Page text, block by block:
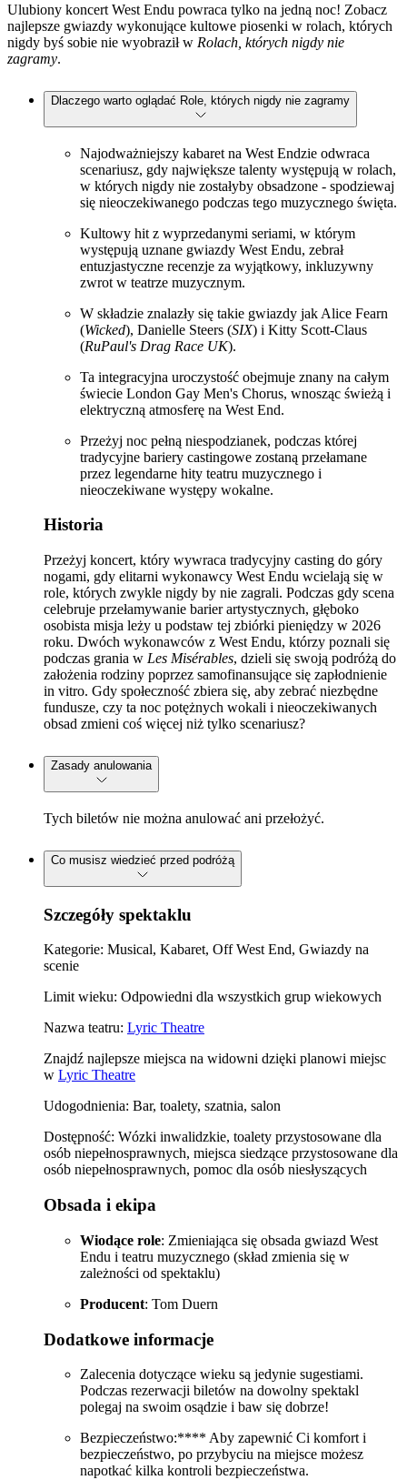
Ulubiony koncert West Endu powraca tylko na jedną noc! Zobacz
najlepsze gwiazdy wykonujące kultowe piosenki w rolach, których
nigdy byś sobie nie wyobraził w Rolach, których nigdy nie
zagramy.
Dlaczego warto oglądać Role, których nigdy nie zagramy
Najodważniejszy kabaret na West Endzie odwraca
scenariusz, gdy największe talenty występują w rolach,
w których nigdy nie zostałyby obsadzone - spodziewaj
się nieoczekiwanego podczas tego muzycznego święta.
Kultowy hit z wyprzedanymi seriami, w którym
występują uznane gwiazdy West Endu, zebrał
entuzjastyczne recenzje za wyjątkowy, inkluzywny
zwrot w teatrze muzycznym.
W składzie znalazły się takie gwiazdy jak Alice Fearn
(Wicked), Danielle Steers (SIX) i Kitty Scott-Claus
(RuPaul's Drag Race UK).
Ta integracyjna uroczystość obejmuje znany na całym
świecie London Gay Men's Chorus, wnosząc świeżą i
elektryczną atmosferę na West End.
Przeżyj noc pełną niespodzianek, podczas której
tradycyjne bariery castingowe zostaną przełamane
przez legendarne hity teatru muzycznego i
nieoczekiwane występy wokalne.
Historia
Przeżyj koncert, który wywraca tradycyjny casting do góry
nogami, gdy elitarni wykonawcy West Endu wcielają się w
role, których zwykle nigdy by nie zagrali. Podczas gdy scena
celebruje przełamywanie barier artystycznych, głęboko
osobista misja leży u podstaw tej zbiórki pieniędzy w 2026
roku. Dwóch wykonawców z West Endu, którzy poznali się
podczas grania w Les Misérables, dzieli się swoją podróżą do
założenia rodziny poprzez samofinansujące się zapłodnienie
in vitro. Gdy społeczność zbiera się, aby zebrać niezbędne
fundusze, czy ta noc potężnych wokali i nieoczekiwanych
obsad zmieni coś więcej niż tylko scenariusz?
Zasady anulowania
Tych biletów nie można anulować ani przełożyć.
Co musisz wiedzieć przed podróżą
Szczegóły spektaklu
Kategorie: Musical, Kabaret, Off West End, Gwiazdy na
scenie
Limit wieku: Odpowiedni dla wszystkich grup wiekowych
Nazwa teatru: Lyric Theatre
Znajdź najlepsze miejsca na widowni dzięki planowi miejsc
w Lyric Theatre
Udogodnienia: Bar, toalety, szatnia, salon
Dostępność: Wózki inwalidzkie, toalety przystosowane dla
osób niepełnosprawnych, miejsca siedzące przystosowane dla
osób niepełnosprawnych, pomoc dla osób niesłyszących
Obsada i ekipa
Wiodące role: Zmieniająca się obsada gwiazd West
Endu i teatru muzycznego (skład zmienia się w
zależności od spektaklu)
Producent: Tom Duern
Dodatkowe informacje
Zalecenia dotyczące wieku są jedynie sugestiami.
Podczas rezerwacji biletów na dowolny spektakl
polegaj na swoim osądzie i baw się dobrze!
Bezpieczeństwo:**** Aby zapewnić Ci komfort i
bezpieczeństwo, po przybyciu na miejsce możesz
napotkać kilka kontroli bezpieczeństwa.